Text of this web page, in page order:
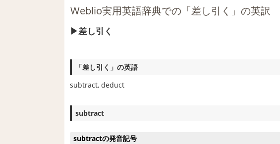
Weblio実用英語辞典での「差し引く」の英訳
差し引く
「差し引く」の英語
subtract, deduct
subtract
subtractの発音記号